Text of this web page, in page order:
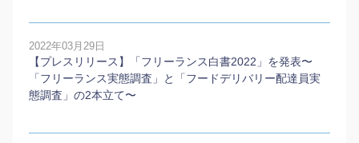
2022年03月29日
【プレスリリース】「フリーランス白書2022」を発表〜
「フリーランス実態調査」と「フードデリバリー配達員実
態調査」の2本⽴て〜